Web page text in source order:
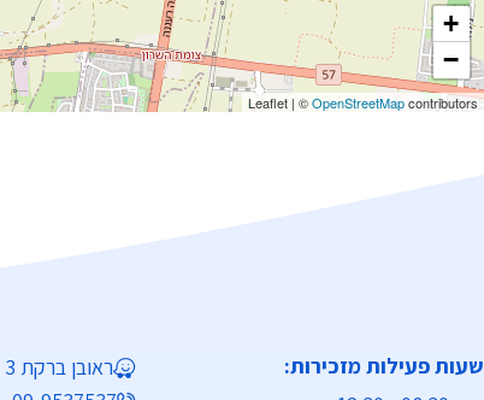
+
−
Leaflet | ©OpenStreetMapcontributors
ראובן ברקת 3 נתניה
שעות פעילות מזכירות: